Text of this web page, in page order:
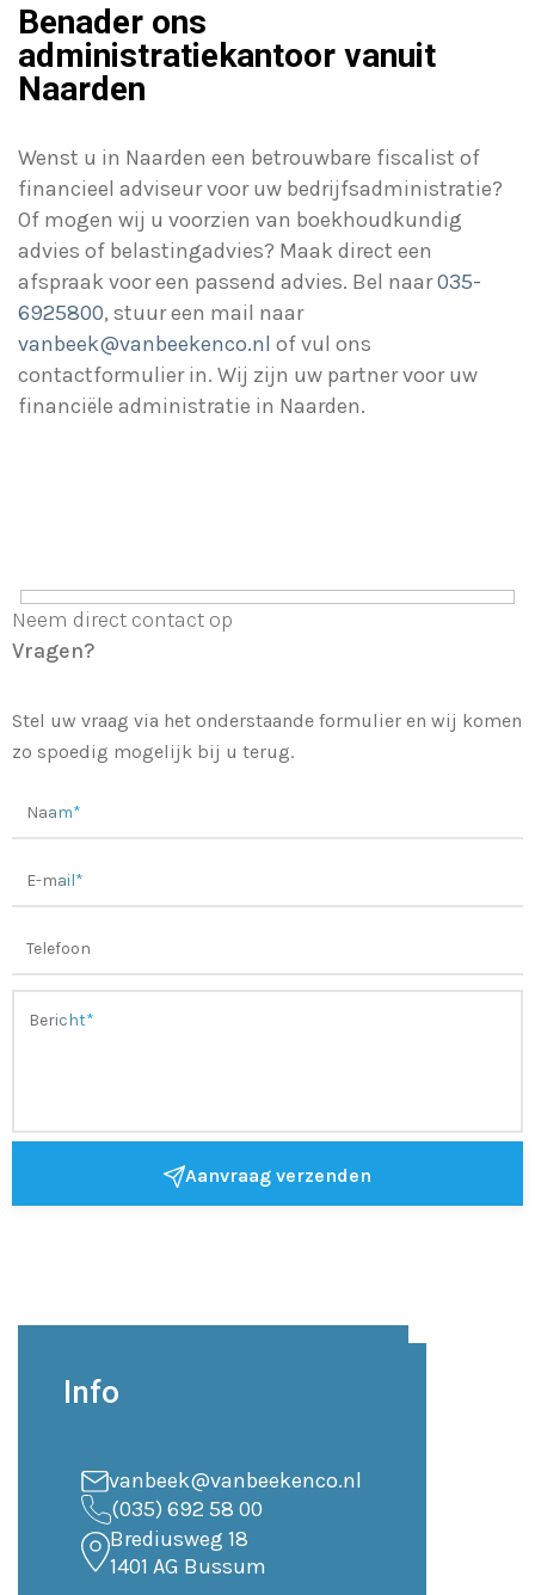
Benader ons
administratiekantoor vanuit
Naarden
Wenst u in Naarden een betrouwbare fiscalist of
financieel adviseur voor uw bedrijfsadministratie?
Of mogen wij u voorzien van boekhoudkundig
advies of belastingadvies? Maak direct een
afspraak voor een passend advies. Bel naar035-
6925800, stuur een mail naar
vanbeek@vanbeekenco.nl of vul ons
contactformulier in. Wij zijn uw partner voor uw
financiële administratie in Naarden.
Neem direct contact op
Vragen?
Stel uw vraag via het onderstaande formulier en wij komen
zo spoedig mogelijk bij u terug.
Aanvraag verzenden
Info
vanbeek@vanbeekenco.nl
(035) 692 58 00
Brediusweg 18
1401 AG Bussum